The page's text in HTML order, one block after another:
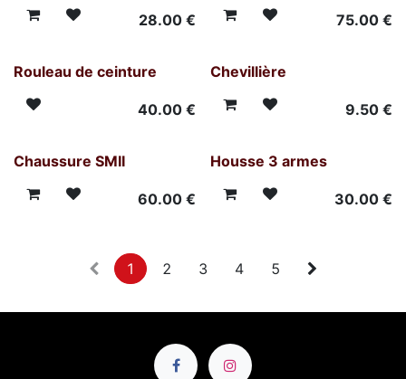
28.00€ 75.00€
Rouleau de ceinture
40.00€
Chevillière
9.50€
Chaussure SMII
60.00€
Housse 3 armes
30.00€
1 2 3 4 5